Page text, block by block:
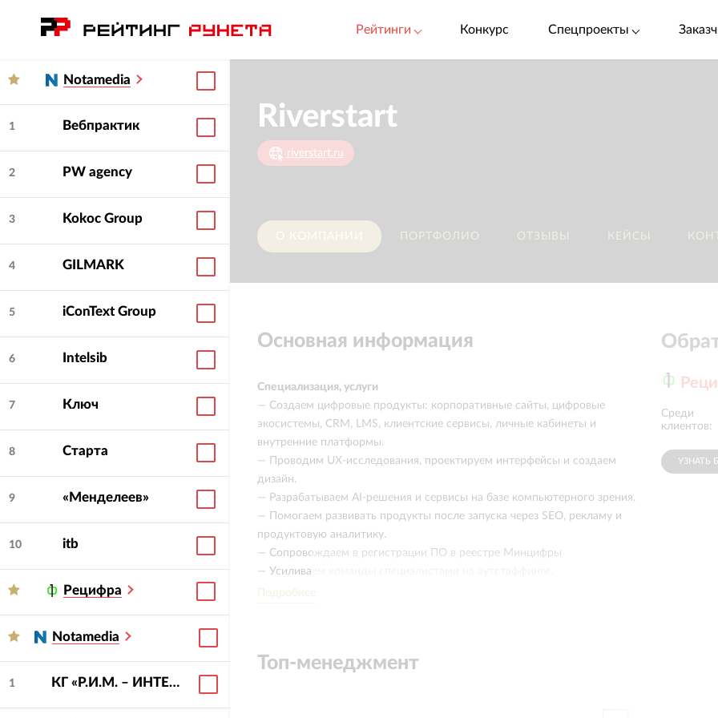
Рейтинги Конкурс Спецпроекты
Notamedia
1 Вебпрактик
2 PW agency
3 Kokoc Group
4 GILMARK
5 iConText Group
6 Intelsib
7 Ключ
8 Старта
9 «Менделеев»
10 itb
Рецифра
Notamedia
1 КГ «Р.И.М. – ИНТЕРИУМ»
Riverstart
riverstart.ru
О КОМПАНИИ ПОРТФОЛИО ОТЗЫВЫ КЕЙСЫ
Основная информация
Специализация, услуги
— Создаем цифровые продукты: корпоративные сайты, цифровые
экосистемы, CRM, LMS, клиентские сервисы, личные кабинеты и
внутренние платформы.
— Проводим UX-исследования, проектируем интерфейсы и создаем
дизайн.
— Разрабатываем AI-решения и сервисы на базе компьютерного зрения.
— Помогаем развивать продукты после запуска через SEO, рекламу и
продуктовую аналитику.
— Сопровождаем в регистрации ПО в реестре Минцифры
— Усиливаем команды специалистами на аутстаффинге.
Подробнее
Топ-менеджмент
Среди
клиентов:
Инвестиционный
портал Югр...
УЗНАТЬ